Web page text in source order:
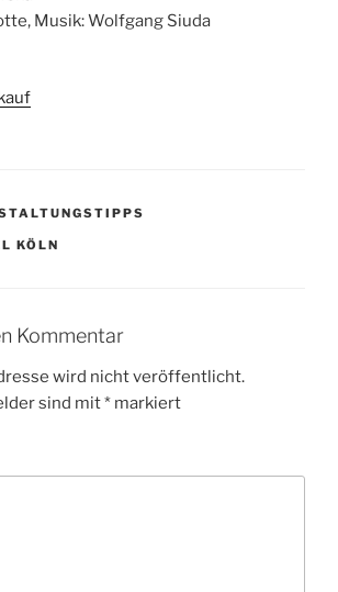
Musik: Wolfgang Siuda
KÖLN
Kommentar
wird nicht veröffentlicht.
sind mit* markiert